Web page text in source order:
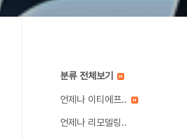
분류 전체보기
언제나 이티에프..
언제나 리모델링..